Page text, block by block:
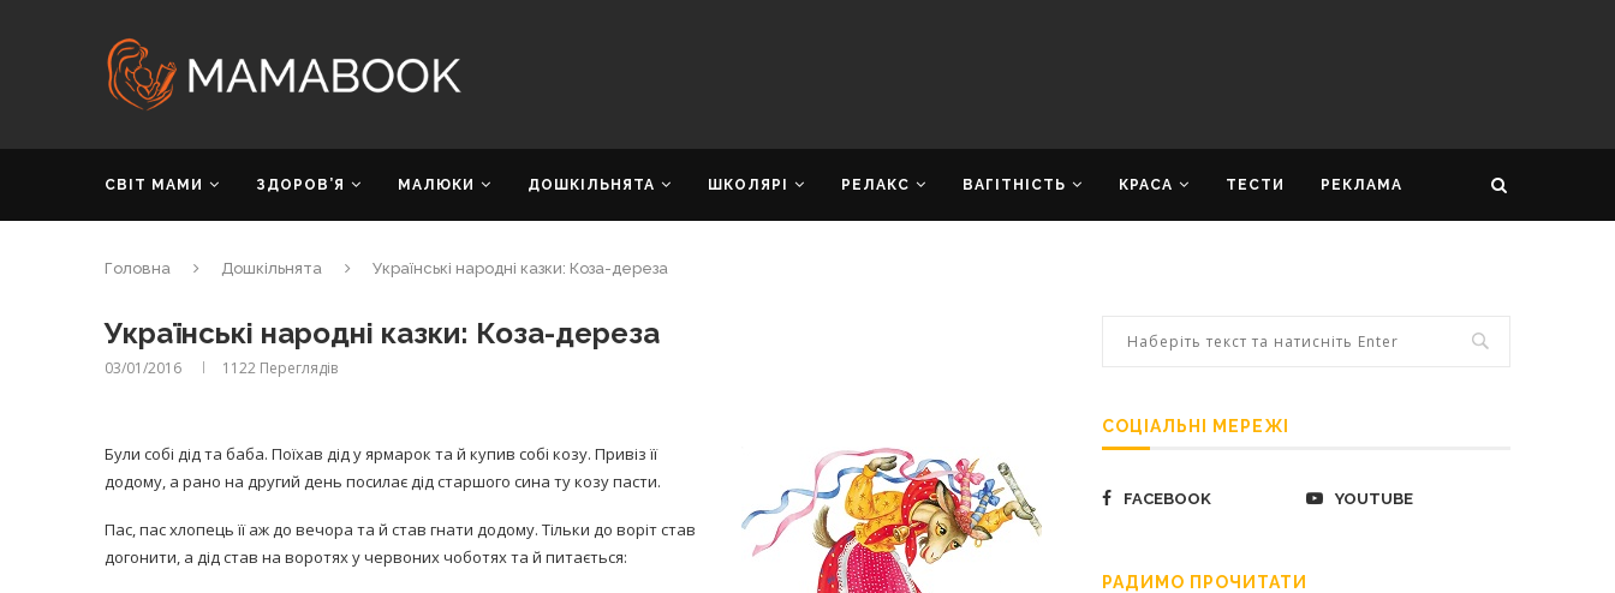
СВІТ МАМИ ЗДОРОВ’Я МАЛЮКИ ДОШКІЛЬНЯТА ШКОЛЯРІ РЕЛАКС ВАГІТНІСТЬ КРАСА ТЕСТИ РЕКЛАМА
Головна Дошкільнята Українські народні казки: Коза-дереза
Українські народні казки: Коза-дереза
03/01/2016 1122 Переглядів
Були собі дід та баба. Поїхав дід у ярмарок та й купив собі козу. Привіз її
додому, а рано на другий день посилає дід старшого сина ту козу пасти.
Пас, пас хлопець її аж до вечора та й став гнати додому. Тільки до воріт став
догонити, а дід став на воротях у червоних чоботях та й питається:
СОЦІАЛЬНІ МЕРЕЖІ
FACEBOOK YOUTUBE
РАДИМО ПРОЧИТАТИ